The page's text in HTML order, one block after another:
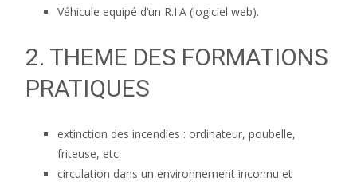
Véhicule equipé d’un R.I.A (logiciel web).
2. THEME DES FORMATIONS
PRATIQUES
extinction des incendies : ordinateur, poubelle,
friteuse, etc
circulation dans un environnement inconnu et